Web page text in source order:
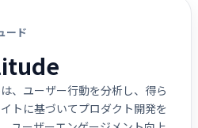
ード
、ユーザー行動を分析し、得ら
トに基づいてプロダクト開発を